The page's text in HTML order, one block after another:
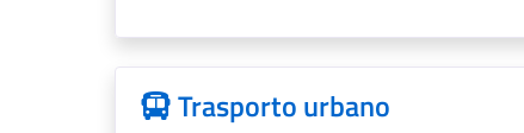
Trasporto urbano